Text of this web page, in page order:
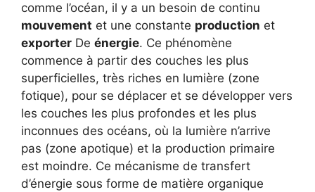
comme l’océan, il y a un besoin de continu
mouvement et une constante production et
exporter De énergie. Ce phénomène
commence à partir des couches les plus
superficielles, très riches en lumière (zone
fotique), pour se déplacer et se développer vers
les couches les plus profondes et les plus
inconnues des océans, où la lumière n’arrive
pas (zone apotique) et la production primaire
est moindre. Ce mécanisme de transfert
d’énergie sous forme de matière organique